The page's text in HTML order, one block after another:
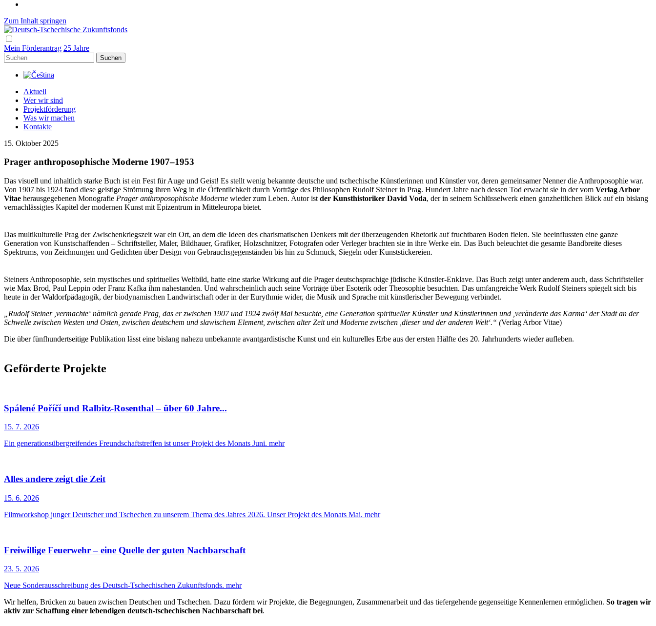
Zum Inhalt springen
Hlavní
navigace
Mein Förderantrag 25 Jahre
Suchen
Aktuell
Wer wir sind
Projektförderung
Was wir machen
Kontakte
15. Oktober 2025
Prager anthroposophische Moderne 1907–1953
Das visuell und inhaltlich starke Buch ist ein Fest für Auge und Geist! Es stellt wenig bekannte deutsche und tschechische Künstlerinnen und Künstler vor, deren gemeinsamer Nenner die Anthroposophie war.
Von 1907 bis 1924 fand diese geistige Strömung ihren Weg in die Öffentlichkeit durch Vorträge des Philosophen Rudolf Steiner in Prag. Hundert Jahre nach dessen Tod erwacht sie in der vom Verlag Arbor
Vitae herausgegebenen Monografie Prager anthroposophische Moderne wieder zum Leben. Autor ist der Kunsthistoriker David Voda, der in seinem Schlüsselwerk einen ganzheitlichen Blick auf ein bislang
vernachlässigtes Kapitel der modernen Kunst mit Epizentrum in Mitteleuropa bietet.
Das multikulturelle Prag der Zwischenkriegszeit war ein Ort, an dem die Ideen des charismatischen Denkers mit der überzeugenden Rhetorik auf fruchtbaren Boden fielen. Sie beeinflussten eine ganze
Generation von Kunstschaffenden – Schriftsteller, Maler, Bildhauer, Grafiker, Holzschnitzer, Fotografen oder Verleger brachten sie in ihre Werke ein. Das Buch beleuchtet die gesamte Bandbreite dieses
Spektrums, von Zeichnungen und Gedichten über Design von Gebrauchsgegenständen bis hin zu Schmuck, Siegeln oder Kunststickereien.
Steiners Anthroposophie, sein mystisches und spirituelles Weltbild, hatte eine starke Wirkung auf die Prager deutschsprachige jüdische Künstler-Enklave. Das Buch zeigt unter anderem auch, dass Schriftsteller
wie Max Brod, Paul Leppin oder Franz Kafka ihm nahestanden. Und wahrscheinlich auch seine Vorträge über Esoterik oder Theosophie besuchten. Das umfangreiche Werk Rudolf Steiners spiegelt sich bis
heute in der Waldorfpädagogik, der biodynamischen Landwirtschaft oder in der Eurythmie wider, die Musik und Sprache mit künstlerischer Bewegung verbindet.
„Rudolf Steiner ,vermachte‘ nämlich gerade Prag, das er zwischen 1907 und 1924 zwölf Mal besuchte, eine Generation spiritueller Künstler und Künstlerinnen und ,veränderte das Karma‘ der Stadt an der
Schwelle zwischen Westen und Osten, zwischen deutschem und slawischem Element, zwischen alter Zeit und Moderne zwischen ,dieser und der anderen Welt‘.“ (Verlag Arbor Vitae)
Die über fünfhundertseitige Publikation lässt eine bislang nahezu unbekannte avantgardistische Kunst und ein kulturelles Erbe aus der ersten Hälfte des 20. Jahrhunderts wieder aufleben.
Geförderte Projekte
Spálené Poříčí und Ralbitz-Rosenthal – über 60 Jahre...
15. 7. 2026
Ein generationsübergreifendes Freundschaftstreffen ist unser Projekt des Monats Juni. mehr
Alles andere zeigt die Zeit
15. 6. 2026
Filmworkshop junger Deutscher und Tschechen zu unserem Thema des Jahres 2026. Unser Projekt des Monats Mai. mehr
Freiwillige Feuerwehr – eine Quelle der guten Nachbarschaft
23. 5. 2026
Neue Sonderausschreibung des Deutsch-Tschechischen Zukunftsfonds. mehr
Wir helfen, Brücken zu bauen zwischen Deutschen und Tschechen. Dazu fördern wir Projekte, die Begegnungen, Zusammenarbeit und das tiefergehende gegenseitige Kennenlernen ermöglichen. So tragen wir
aktiv zur Schaffung einer lebendigen deutsch-tschechischen Nachbarschaft bei.